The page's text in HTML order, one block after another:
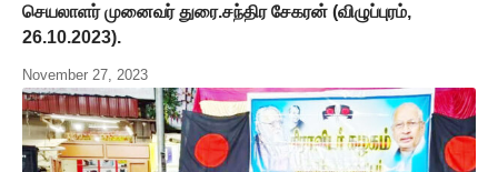
செயலாளர் முனைவர் துரை.சந்திர சேகரன் (விழுப்புரம்,
26.10.2023).
November 27, 2023